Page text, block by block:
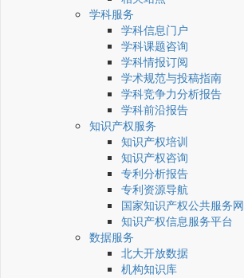
学科服务
学科信息门户
学科课题咨询
学科情报订阅
学术规范与投稿指南
学科竞争力分析报告
学科前沿报告
知识产权服务
知识产权培训
知识产权咨询
专利分析报告
专利资源导航
国家知识产权公共服务网
知识产权信息服务平台
数据服务
北大开放数据
机构知识库